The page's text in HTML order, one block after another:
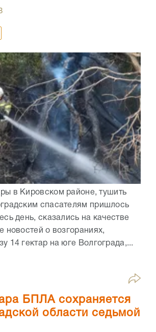
в Кировском районе, тушить
спасателям пришлось
день, сказались на качестве
новостей о возгораниях,
14 гектар на юге Волгограда,...
БПЛА сохраняется
области седьмой